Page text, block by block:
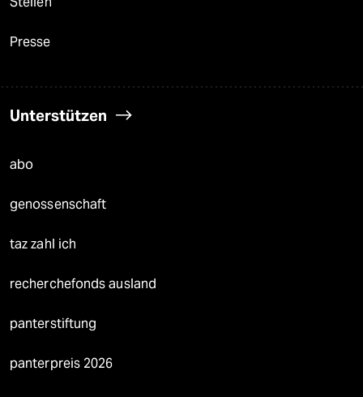
Presse
Unterstützen
abo
genossenschaft
taz zahl ich
recherchefonds ausland
panterstiftung
panterpreis 2026